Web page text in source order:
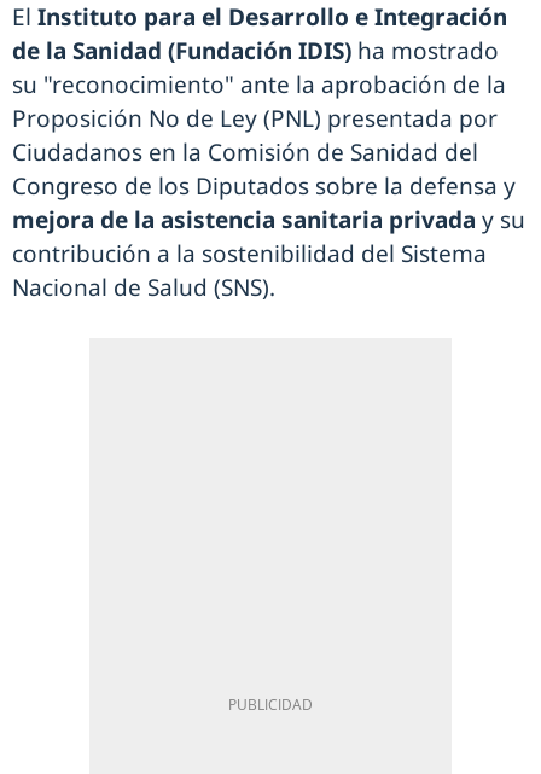
El Instituto para el Desarrollo e Integración
de la Sanidad (Fundación IDIS) ha mostrado
su "reconocimiento" ante la aprobación de la
Proposición No de Ley (PNL) presentada por
Ciudadanos en la Comisión de Sanidad del
Congreso de los Diputados sobre la defensa y
mejora de la asistencia sanitaria privada y su
contribución a la sostenibilidad del Sistema
Nacional de Salud (SNS).